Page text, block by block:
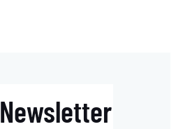
Newsletter